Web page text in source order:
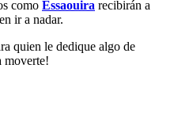
como Essaouira recibirán a
ir a nadar.
quien le dedique algo de
moverte!